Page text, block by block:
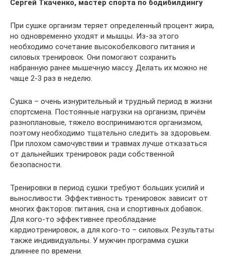
Сергей Ткаченко, мастер спорта по бодибилдингу
При сушке организм теряет определенный процент жира,
но одновременно уходят и мышцы. Из-за этого
необходимо сочетание высокобелкового питания и
силовых тренировок. Они помогают сохранить
набранную ранее мышечную массу. Делать их можно не
чаще 2-3 раз в неделю.
Сушка – очень изнурительный и трудный период в жизни
спортсмена. Постоянные нагрузки на организм, причём
разноплановые, тяжело воспринимаются организмом,
поэтому необходимо тщательно следить за здоровьем.
При плохом самочувствии и травмах лучше отказаться
от дальнейших тренировок ради собственной
безопасности.
Тренировки в период сушки требуют больших усилий и
выносливости. Эффективность тренировок зависит от
многих факторов: питания, сна и спортивных добавок.
Для кого-то эффективнее преобладание
кардиотренировок, а для кого-то – силовых. Результаты
также индивидуальны. У мужчин программа сушки
длиннее по времени.